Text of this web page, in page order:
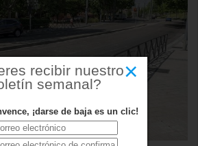
×
recibir nuestro
semanal?
¡darse de baja es un clic!